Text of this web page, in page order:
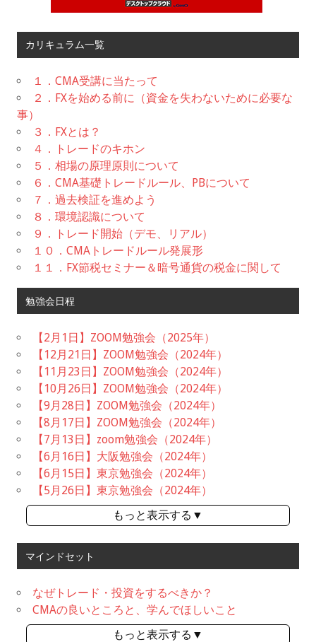
カリキュラム一覧
１．CMA受講に当たって
２．FXを始める前に（資金を失わないために必要な
事）
３．FXとは？
４．トレードのキホン
５．相場の原理原則について
６．CMA基礎トレードルール、PBについて
７．過去検証を進めよう
８．環境認識について
９．トレード開始（デモ、リアル）
１０．CMAトレードルール発展形
１１．FX節税セミナー＆暗号通貨の税金に関して
勉強会日程
【2月1日】ZOOM勉強会（2025年）
【12月21日】ZOOM勉強会（2024年）
【11月23日】ZOOM勉強会（2024年）
【10月26日】ZOOM勉強会（2024年）
【9月28日】ZOOM勉強会（2024年）
【8月17日】ZOOM勉強会（2024年）
【7月13日】zoom勉強会（2024年）
【6月16日】大阪勉強会（2024年）
【6月15日】東京勉強会（2024年）
【5月26日】東京勉強会（2024年）
もっと表示する▼
マインドセット
なぜトレード・投資をするべきか？
CMAの良いところと、学んでほしいこと
もっと表示する▼